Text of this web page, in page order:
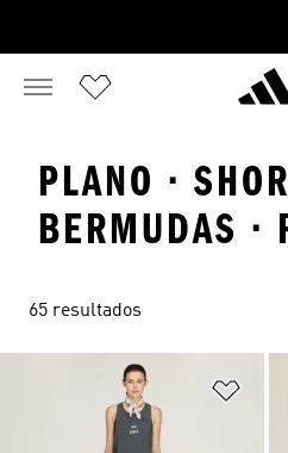
PLANO ·
BERMUDAS ·
65 resultados